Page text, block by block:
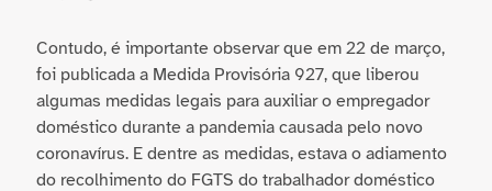
Contudo, é importante observar que em 22 de março,
foi publicada a Medida Provisória 927, que liberou
algumas medidas legais para auxiliar o empregador
doméstico durante a pandemia causada pelo novo
coronavírus. E dentre as medidas, estava o adiamento
do recolhimento do FGTS do trabalhador doméstico